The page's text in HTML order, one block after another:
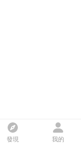
發現 我的